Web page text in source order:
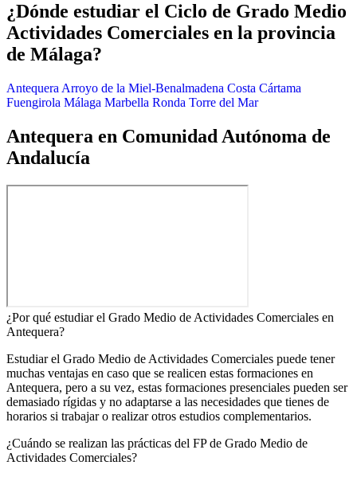
¿Dónde estudiar el Ciclo de Grado Medio
Actividades Comerciales en la provincia
de Málaga?
Antequera Arroyo de la Miel-Benalmadena Costa Cártama
Fuengirola Málaga Marbella Ronda Torre del Mar
Antequera en Comunidad Autónoma de
Andalucía
¿Por qué estudiar el Grado Medio de Actividades Comerciales en
Antequera?
Estudiar el Grado Medio de Actividades Comerciales puede tener
muchas ventajas en caso que se realicen estas formaciones en
Antequera, pero a su vez, estas formaciones presenciales pueden ser
demasiado rígidas y no adaptarse a las necesidades que tienes de
horarios si trabajar o realizar otros estudios complementarios.
¿Cuándo se realizan las prácticas del FP de Grado Medio de
Actividades Comerciales?​